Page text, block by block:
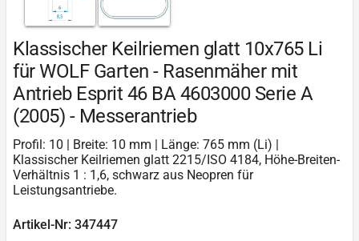
Klassischer Keilriemen glatt 10x765 Li
für WOLF Garten - Rasenmäher mit
Antrieb Esprit 46 BA 4603000 Serie A
(2005) - Messerantrieb
Profil: 10 | Breite: 10 mm | Länge: 765 mm (Li) |
Klassischer Keilriemen glatt 2215/ISO 4184, Höhe-Breiten-
Verhältnis 1 : 1,6, schwarz aus Neopren für
Leistungsantriebe.
Artikel-Nr: 347447